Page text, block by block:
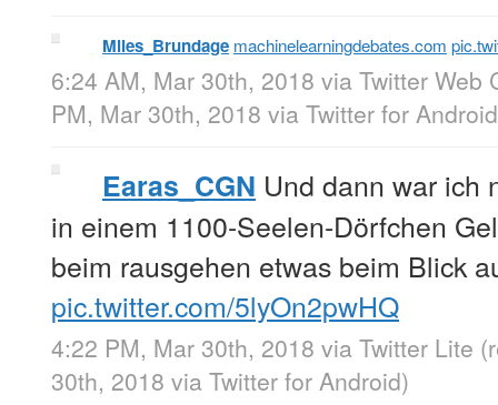
Miles_Brundage machinelearningdebates.com
6:24 AM, Mar 30th, 2018 via Twitter Web
PM, Mar 30th, 2018 via Twitter for Android
Earas_CGN Und dann war ich
in einem 1100-Seelen-Dörfchen
beim rausgehen etwas beim Blick
pic.twitter.com/5lyOn2pwHQ
4:22 PM, Mar 30th, 2018 via Twitter Lite
30th, 2018 via Twitter for Android)